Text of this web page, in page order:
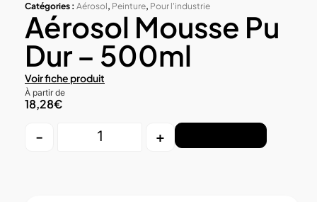
Catégories : Aérosol, Peinture, Pour l'industrie
Aérosol Mousse Pu
Dur – 500ml
Voir fiche produit
À partir de
18,28€
- +